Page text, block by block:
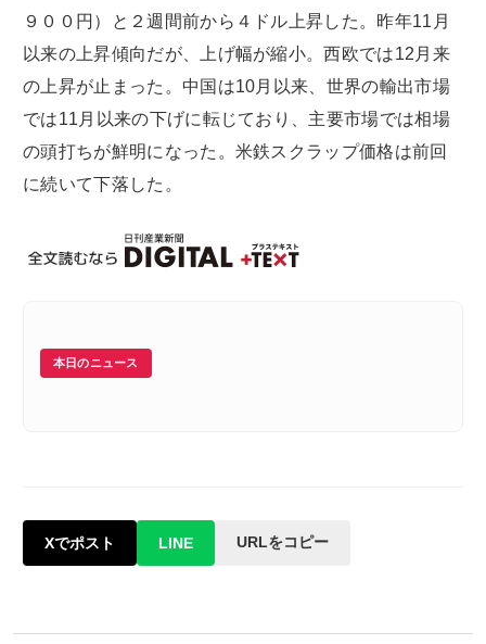
９００円）と２週間前から４ドル上昇した。昨年11月
以来の上昇傾向だが、上げ幅が縮小。西欧では12月来
の上昇が止まった。中国は10月以来、世界の輸出市場
では11月以来の下げに転じており、主要市場では相場
の頭打ちが鮮明になった。米鉄スクラップ価格は前回
に続いて下落した。
本日のニュース
Xでポスト LINE URLをコピー